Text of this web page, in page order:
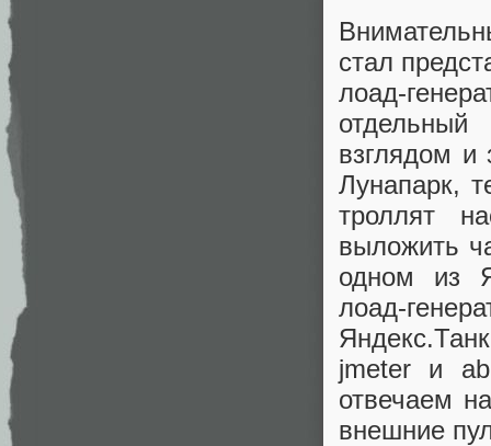
стал
лоад-
взглядом и
Лунапарк,
троллят
выложить
одном из
лоад-
jmeter и
отвечаем
внешние